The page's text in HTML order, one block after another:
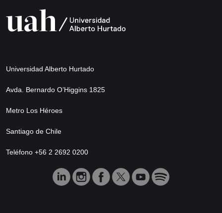
Universidad Alberto Hurtado
Avda. Bernardo O’Higgins 1825
Metro Los Héroes
Santiago de Chile
Teléfono +56 2 2692 0200